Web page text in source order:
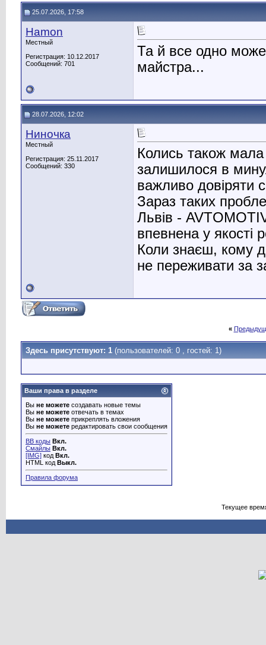
25.07.2026, 17:58
Hamon
Местный
Регистрация: 10.12.2017
Сообщений: 701
Та й все одно
майстра...
28.07.2026, 12:02
Ниночка
Местный
Регистрация: 25.11.2017
Сообщений: 330
Колись також
залишилося в
важливо довіряти
Зараз таких
Львів -
впевнена у якості
Коли знаєш, кому
не переживати за
«
Здесь присутствуют: 1 (пользователей: 0 , гостей: 1)
Ваши права в разделе
Вы не можете создавать новые темы
Вы не можете отвечать в темах
Вы не можете прикреплять вложения
Вы не можете редактировать свои сообщения
BB коды Вкл.
Смайлы Вкл.
[IMG] код Вкл.
HTML код Выкл.
Правила форума
Текущее